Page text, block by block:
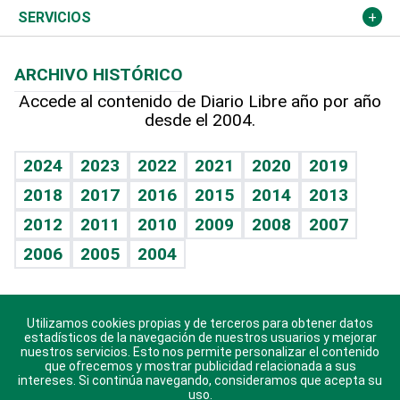
Resto del mundo
Economía personal
Podcast Arte Libre
Hablando con el pediatra
Vida y familia
Eñe
Celebrando la vida
Sin complejos
En pocas palabras
Escuchando al corazón
Economía Personal
Más deportes
TBT Deportivo
Columnistas
Más firmas
Cambio climático
Opinión
Hecho en casa
Guía del dinero
SERVICIOS
Cumpleaños
Horóscopos
Crucigramas
ARCHIVO HISTÓRICO
Accede al contenido de Diario Libre año por año
desde el 2004.
2024 2023 2022 2021 2020
2019
2018
2017 2016 2015 2014
2013
2012
2011 2010 2009 2008
2007
2006
2005 2004
Descarga nuestras aplicaciones para Android, iOS y
sistema Huawei.
Utilizamos cookies propias y de terceros para obtener datos
estadísticos de la navegación de nuestros usuarios y mejorar
nuestros servicios. Esto nos permite personalizar el contenido
que ofrecemos y mostrar publicidad relacionada a sus
intereses. Si continúa navegando, consideramos que acepta su
uso.